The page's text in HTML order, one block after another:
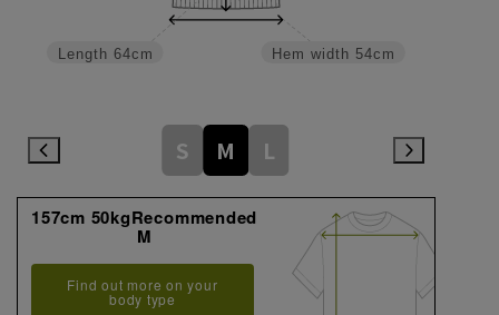
Hem width 54cm
Length 64cm
S M L
157cm 50kgRecommended
M
Find out more on your
body type